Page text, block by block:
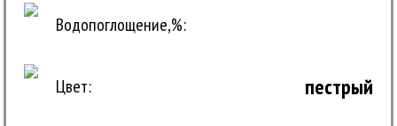
Водопоглощение,%:
Цвет: пестрый